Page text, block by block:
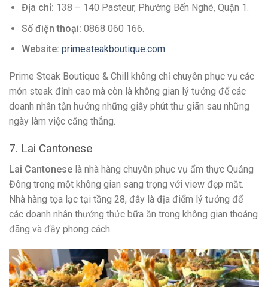
Địa chỉ: 138 – 140 Pasteur, Phường Bến Nghé, Quận 1.
Số điện thoại: 0868 060 166.
Website: primesteakboutique.com.
Prime Steak Boutique & Chill không chỉ chuyên phục vụ các
món steak đỉnh cao mà còn là không gian lý tưởng để các
doanh nhân tận hưởng những giây phút thư giãn sau những
ngày làm việc căng thẳng.
7. Lai Cantonese
Lai Cantonese là nhà hàng chuyên phục vụ ẩm thực Quảng
Đông trong một không gian sang trọng với view đẹp mắt.
Nhà hàng tọa lạc tại tầng 28, đây là địa điểm lý tưởng để
các doanh nhân thưởng thức bữa ăn trong không gian thoáng
đãng và đầy phong cách.